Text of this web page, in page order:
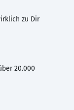
zu Dir
20.000